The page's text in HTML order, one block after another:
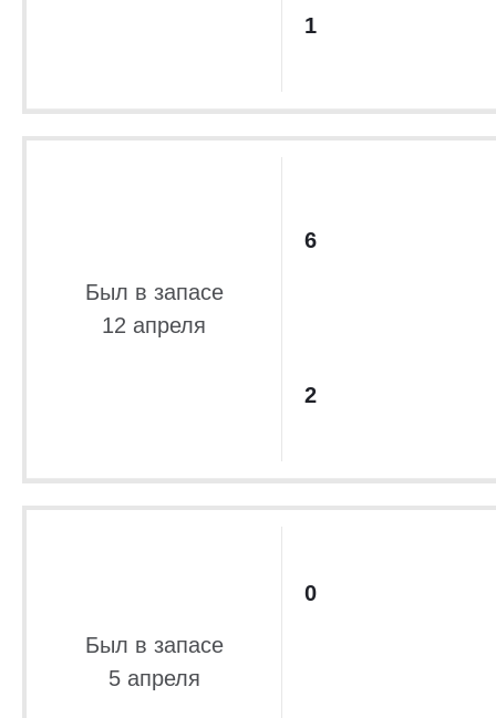
1
Был в запасе
12 апреля
6
2
Был в запасе
5 апреля
0